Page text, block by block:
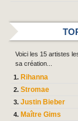
Voici les 15 artistes
sa création...
Rihanna
Stromae
Justin Bieber
Maître Gims